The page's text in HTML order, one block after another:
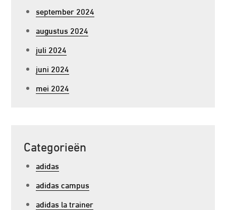
september 2024
augustus 2024
juli 2024
juni 2024
mei 2024
Categorieën
adidas
adidas campus
adidas la trainer